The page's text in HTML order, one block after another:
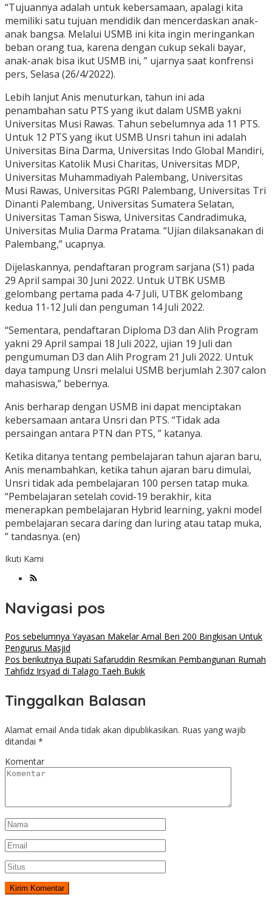
“Tujuannya adalah untuk kebersamaan, apalagi kita
memiliki satu tujuan mendidik dan mencerdaskan anak-
anak bangsa. Melalui USMB ini kita ingin meringankan
beban orang tua, karena dengan cukup sekali bayar,
anak-anak bisa ikut USMB ini, ” ujarnya saat konfrensi
pers, Selasa (26/4/2022).
Lebih lanjut Anis menuturkan, tahun ini ada
penambahan satu PTS yang ikut dalam USMB yakni
Universitas Musi Rawas. Tahun sebelumnya ada 11 PTS.
Untuk 12 PTS yang ikut USMB Unsri tahun ini adalah
Universitas Bina Darma, Universitas Indo Global Mandiri,
Universitas Katolik Musi Charitas, Universitas MDP,
Universitas Muhammadiyah Palembang, Universitas
Musi Rawas, Universitas PGRI Palembang, Universitas Tri
Dinanti Palembang, Universitas Sumatera Selatan,
Universitas Taman Siswa, Universitas Candradimuka,
Universitas Mulia Darma Pratama. “Ujian dilaksanakan di
Palembang,” ucapnya.
Dijelaskannya, pendaftaran program sarjana (S1) pada
29 April sampai 30 Juni 2022. Untuk UTBK USMB
gelombang pertama pada 4-7 Juli, UTBK gelombang
kedua 11-12 Juli dan penguman 14 Juli 2022.
“Sementara, pendaftaran Diploma D3 dan Alih Program
yakni 29 April sampai 18 Juli 2022, ujian 19 Juli dan
pengumuman D3 dan Alih Program 21 Juli 2022. Untuk
daya tampung Unsri melalui USMB berjumlah 2.307 calon
mahasiswa,” bebernya.
Anis berharap dengan USMB ini dapat menciptakan
kebersamaan antara Unsri dan PTS. “Tidak ada
persaingan antara PTN dan PTS, ” katanya.
Ketika ditanya tentang pembelajaran tahun ajaran baru,
Anis menambahkan, ketika tahun ajaran baru dimulai,
Unsri tidak ada pembelajaran 100 persen tatap muka.
“Pembelajaran setelah covid-19 berakhir, kita
menerapkan pembelajaran Hybrid learning, yakni model
pembelajaran secara daring dan luring atau tatap muka,
” tandasnya. (en)
Ikuti Kami
Navigasi pos
Pos sebelumnya Yayasan Makelar Amal Beri 200 Bingkisan Untuk
Pengurus Masjid
Pos berikutnya Bupati Safaruddin Resmikan Pembangunan Rumah
Tahfidz Irsyad di Talago Taeh Bukik
Tinggalkan Balasan
Alamat email Anda tidak akan dipublikasikan. Ruas yang wajib
ditandai *
Komentar